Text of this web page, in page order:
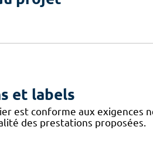
et labels
est conforme aux exigences
des prestations proposées.